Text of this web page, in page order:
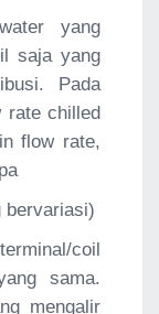
yang
saja yang
Pada
rate chilled
flow rate,
bervariasi)
coil
sama.
mengalir